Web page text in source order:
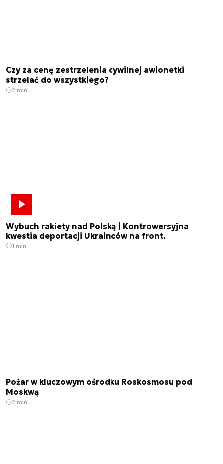
Czy za cenę zestrzelenia cywilnej awionetki
strzelać do wszystkiego?
2 min.
Wybuch rakiety nad Polską | Kontrowersyjna
kwestia deportacji Ukrainców na front.
1 min.
Pożar w kluczowym ośrodku Roskosmosu pod
Moskwą
2 min.